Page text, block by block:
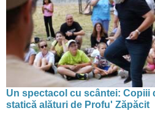
Un spectacol cu scântei: Copiii
statică alături de Profu' Zăpăcit